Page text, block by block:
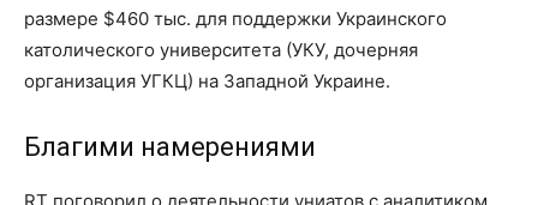
размере $460 тыс. для поддержки Украинского
католического университета (УКУ, дочерняя
организация УГКЦ) на Западной Украине.
Благими намерениями
RT поговорил о деятельности униатов с аналитиком